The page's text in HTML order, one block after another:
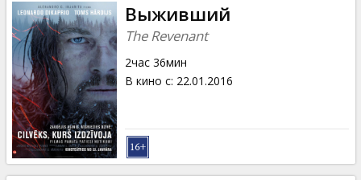
Выживший
The Revenant
2час 36мин
В кино с: 22.01.2016